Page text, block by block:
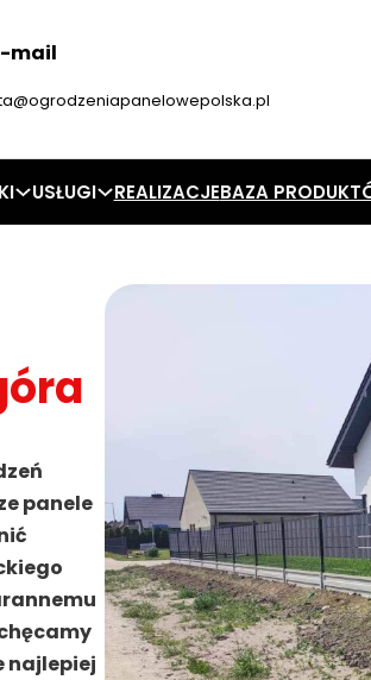
mail
USŁUGI REALIZACJEBAZA
panele
najlepiej